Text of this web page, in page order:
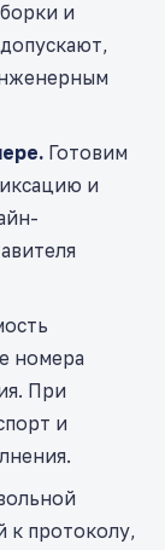
и
Готовим
и
номера
При
и
к протоколу,